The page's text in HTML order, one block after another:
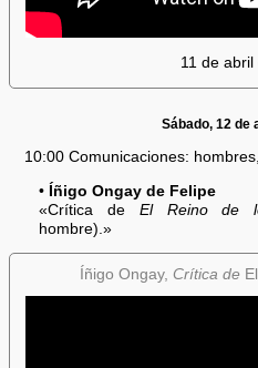
11 de
Sábado, 12 de
10:00 Comunicaciones:
• Íñigo Ongay de Felipe
«Crítica de El Reino de
hombre).»
Íñigo Ongay, Crítica deEl